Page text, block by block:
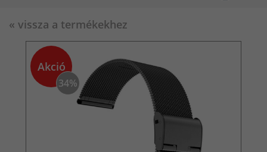
« vissza a termékekhez
Akció
34%